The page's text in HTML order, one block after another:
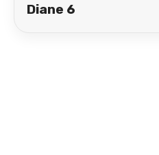
Diane 6